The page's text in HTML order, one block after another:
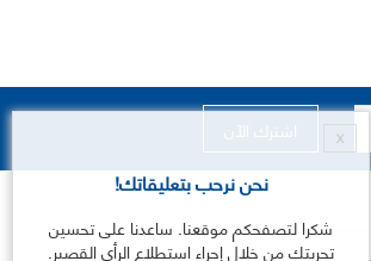
X
نحن نرحب بتعليقاتك!
شكرا لتصفحكم موقعنا. ساعدنا على تحسين
تجربتك من خلال إجراء استطلاع الرأي القصير.